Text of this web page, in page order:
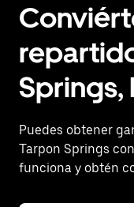
Springs,
Puedes obtener
Tarpon Springs
funciona y obtén